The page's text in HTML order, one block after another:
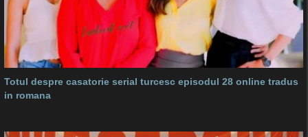
Totul despre casatorie serial turcesc episodul 28 online tradus
in romana